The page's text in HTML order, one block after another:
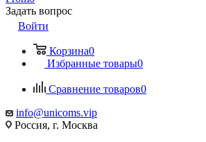
Задать вопрос
Войти
Корзина0
Избранные товары0
Сравнение товаров0
info@unicoms.vip
Россия, г. Москва